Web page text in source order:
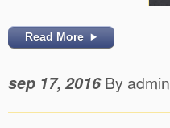
Read More
sep 17, 2016 By admin